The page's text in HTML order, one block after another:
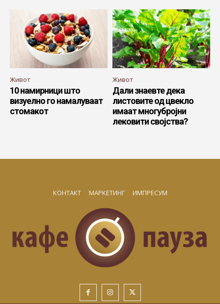
Живот
10 намирници што
визуелно го намалуваат
стомакот
Живот
Дали знаевте дека
листовите од цвекло
имаат многубројни
лековити својства?
КОНТАКТ МАРКЕТИНГ ИМПРЕСУМ